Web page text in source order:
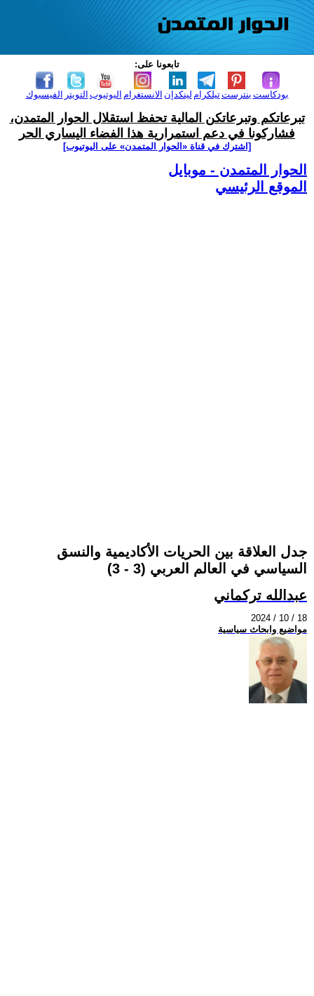
تابعونا على:
الفيسبوك التويتر اليوتيوب الانستغرام لينكدإن تيلكرامبنترست بودكاست
تبرعاتكم وتبرعاتكن المالية تحفظ استقلال الحوار المتمدن،
فشاركونا في دعم استمرارية هذا الفضاء اليساري الحر
[اشترك في قناة ‫«الحوار المتمدن» على اليوتيوب]
الحوار المتمدن - موبايل
الموقع الرئيسي
جدل العلاقة بين الحريات الأكاديمية والنسق
السياسي في العالم العربي (3 - 3)
عبدالله تركماني
2024 / 10 / 18
مواضيع وابحاث سياسية